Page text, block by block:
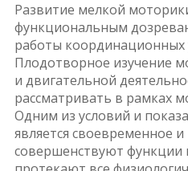
Развитие мелкой
функциональным
работы координационных
Плодотворное изучение
и двигательной
рассматривать в рамках
Одним из условий и
является своевременное
совершенствуют функции